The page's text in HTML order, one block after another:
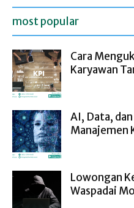
most popular
Cara
Karyawan
AI, Data,
Manajemen
Lowongan
Waspadai